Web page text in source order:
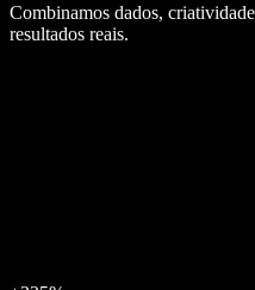
Combinamos dados,
resultados reais.